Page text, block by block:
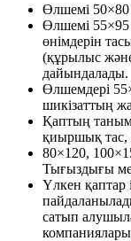
Өлшемі
Өлшемі 55×95
өнімдерін
(құрылыс
дайындалады.
Өлшемдері
шикізаттың
Қаптың
қиыршық тас,
80×120,
Тығыздығы
Үлкен қаптар
сатып